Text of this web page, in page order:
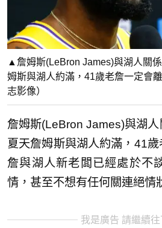
▲詹姆斯(LeBron James)與湖人關
姆斯與湖人約滿，41歲老詹一定會
志影像）
詹姆斯(LeBron James)與湖
夏天詹姆斯與湖人約滿，41
詹與湖人新老闆已經處於不
情，甚至不想有任何關連絕情
我是廣告 請繼續